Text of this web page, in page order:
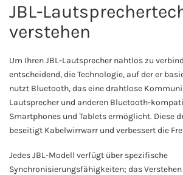
JBL-
verstehen
Um Ihren JBL-Lautsprecher nahtlos zu
entscheidend, die Technologie, auf der er
nutzt Bluetooth, das eine drahtlose
Lautsprecher und anderen Bluetooth-
Smartphones und Tablets ermöglicht. Diese
beseitigt Kabelwirrwarr und verbessert die
Jedes JBL-Modell verfügt über spezifische
Synchronisierungsfähigkeiten; das